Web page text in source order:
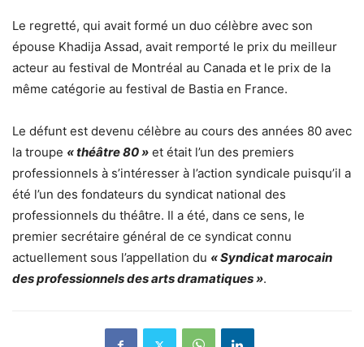
Le regretté, qui avait formé un duo célèbre avec son
épouse Khadija Assad, avait remporté le prix du meilleur
acteur au festival de Montréal au Canada et le prix de la
même catégorie au festival de Bastia en France.
Le défunt est devenu célèbre au cours des années 80 avec
la troupe « théâtre 80 » et était l’un des premiers
professionnels à s’intéresser à l’action syndicale puisqu’il a
été l’un des fondateurs du syndicat national des
professionnels du théâtre. Il a été, dans ce sens, le
premier secrétaire général de ce syndicat connu
actuellement sous l’appellation du « Syndicat marocain
des professionnels des arts dramatiques ».